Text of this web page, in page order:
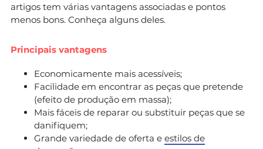
artigos tem várias vantagens associadas e pontos
menos bons. Conheça alguns deles.
Principais vantagens
Economicamente mais acessíveis;
Facilidade em encontrar as peças que pretende
(efeito de produção em massa);
Mais fáceis de reparar ou substituir peças que se
danifiquem;
Grande variedade de oferta e estilos de